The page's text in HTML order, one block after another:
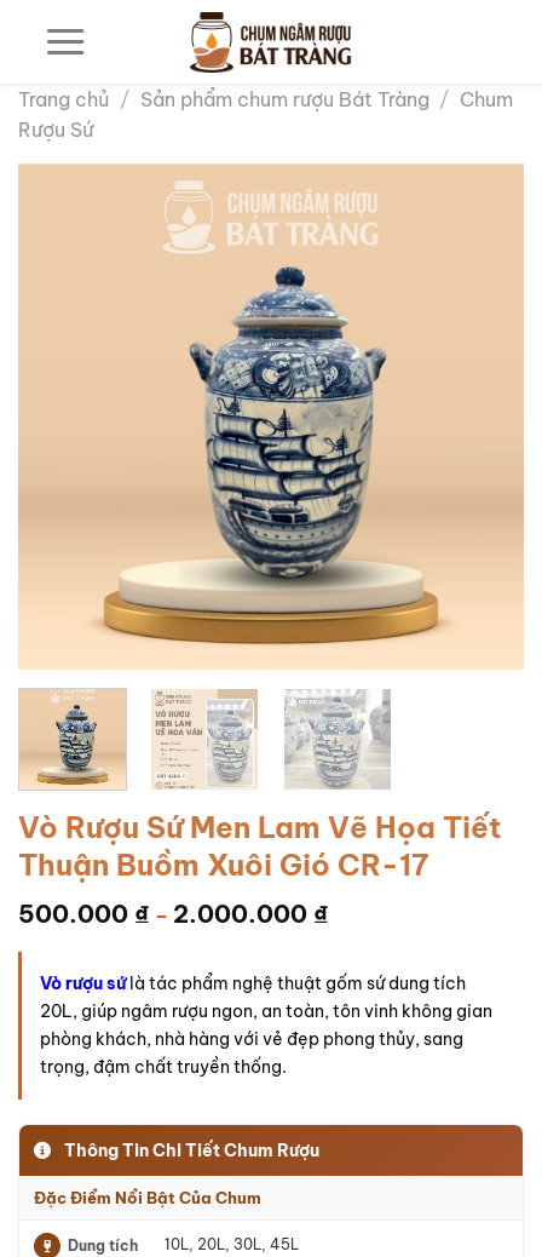
dung
Trang chủ / Sản phẩm chum rượu Bát Tràng / Chum
Rượu Sứ
Vò Rượu Sứ Men Lam Vẽ Họa Tiết
Thuận Buồm Xuôi Gió CR-17
500.000 ₫ – 2.000.000 ₫
Vò rượu sứlà tác phẩm nghệ thuật gốm sứ dung tích
20L, giúp ngâm rượu ngon, an toàn, tôn vinh không gian
phòng khách, nhà hàng với vẻ đẹp phong thủy, sang
trọng, đậm chất truyền thống.
Thông Tin Chi Tiết Chum Rượu
Đặc Điểm Nổi Bật Của Chum
Dung tích 10L, 20L, 30L, 45L